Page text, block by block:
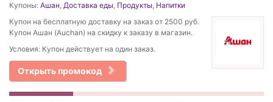
Купоны: Ашан, Доставка еды, Продукты, Напитки
Купон на бесплатную доставку на заказ от 2500 руб.
Купон Ашан (Auchan) на скидку к заказу в магазин.
Условия: Купон действует на один заказ.
Открыть промокод